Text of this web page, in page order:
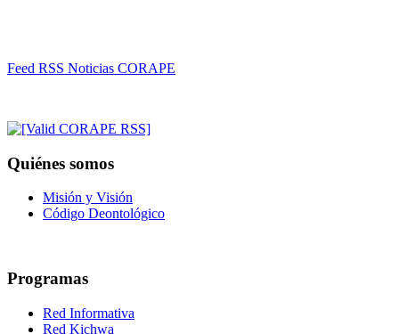
Feed RSS Noticias CORAPE
Quiénes somos
Misión y Visión
Código Deontológico
Programas
Red Informativa
Red Kichwa